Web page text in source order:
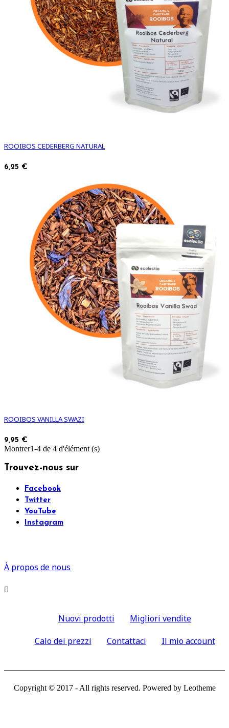
ROOIBOS CEDERBERG NATURAL
6,25 €
ROOIBOS VANILLA SWAZI
9,95 €
Montrer1-4 de 4 d'élément (s)
Trouvez-nous sur
Facebook
Twitter
YouTube
Instagram
À propos de nous

Nuovi prodotti
Migliori vendite
Calo dei prezzi
Contattaci Il mio account
Copyright © 2017 - All rights reserved. Powered by Leotheme